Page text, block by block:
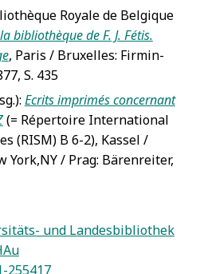
Royale de Belgique
bibliothèque de F. J. Fétis.
, Paris / Bruxelles: Firmin-
S. 435
Ecrits imprimés concernant
(= Répertoire International
(RISM) B 6-2), Kassel /
York,NY / Prag: Bärenreiter,
und Landesbibliothek
255417